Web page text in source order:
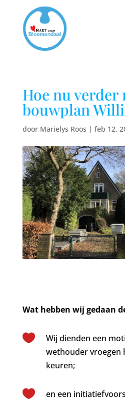
Hoe nu verder
bouwplan
door Marielys Roos | feb 12,
Wat hebben wij gedaan

Wij dienden een
wethouder vroegen
keuren;

en een